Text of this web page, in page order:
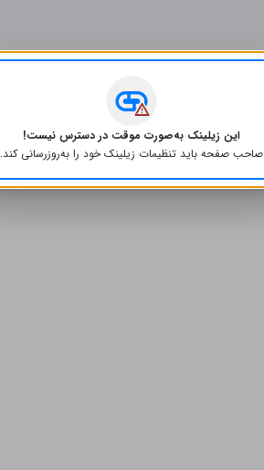
این زیلینک به‌صورت موقت در دسترس نیست!
صاحب صفحه باید تنظیمات زیلینک خود را به‌روز‌رسانی کند.